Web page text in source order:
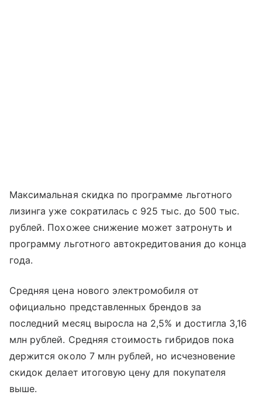
Максимальная скидка по программе льготного
лизинга уже сократилась с 925 тыс. до 500 тыс.
рублей. Похожее снижение может затронуть и
программу льготного автокредитования до конца
года.
Средняя цена нового электромобиля от
официально представленных брендов за
последний месяц выросла на 2,5% и достигла 3,16
млн рублей. Средняя стоимость гибридов пока
держится около 7 млн рублей, но исчезновение
скидок делает итоговую цену для покупателя
выше.